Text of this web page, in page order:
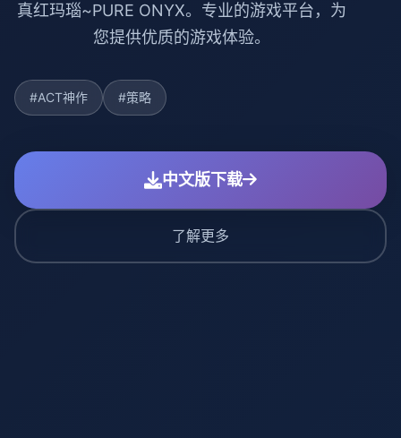
真红玛瑙~PURE ONYX。专业的游戏平台，为
您提供优质的游戏体验。
#ACT神作 #策略
中文版下载
了解更多